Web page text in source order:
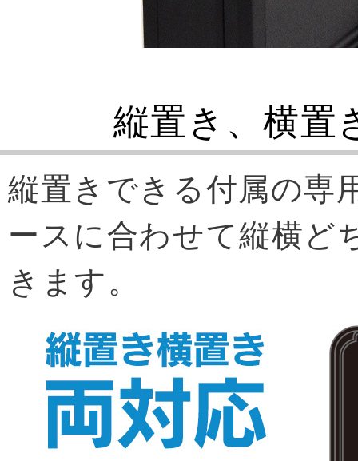
縦置き、横置
縦置きできる付属の専
ースに合わせて縦横ど
きます。